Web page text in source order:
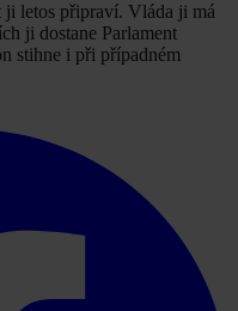
ji letos připraví. Vláda ji má
ji dostane Parlament
stihne i při případném